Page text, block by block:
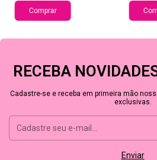
Comprar
RECEBA
Cadastre-se e receba em primeira mão
exclusivas.